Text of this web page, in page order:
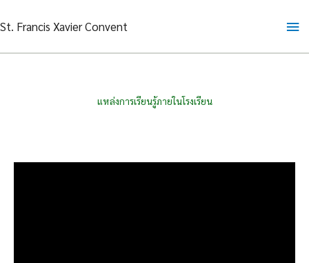
to
St. Francis Xavier Convent
แหล่งการเรียนรู้ภายในโรงเรียน